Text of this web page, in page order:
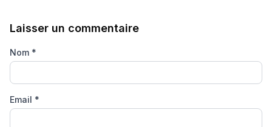
Laisser un commentaire
Nom *
Email *